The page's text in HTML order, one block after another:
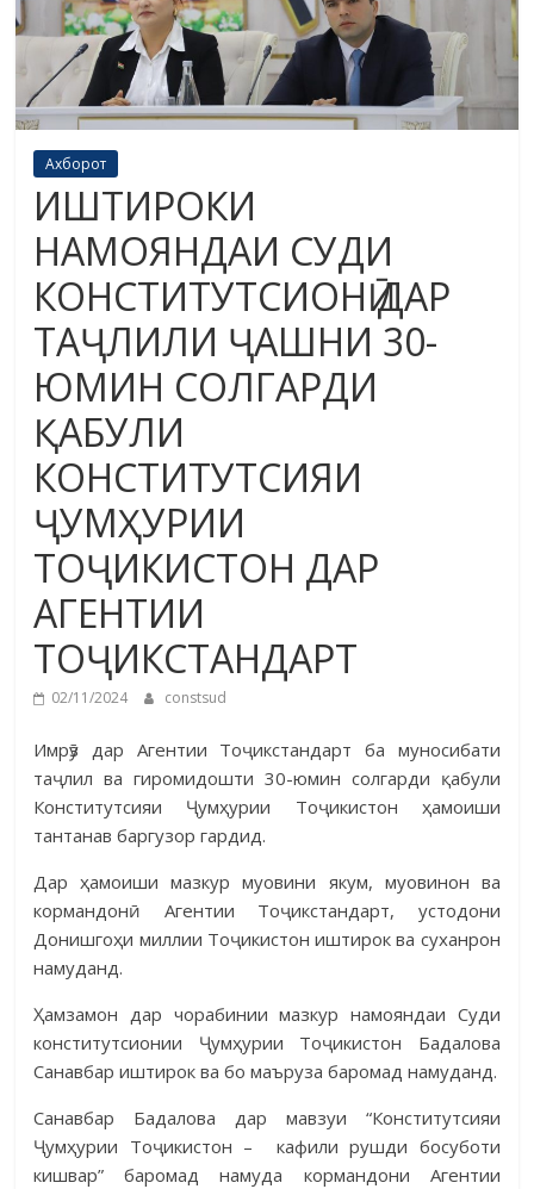
Ахборот
ИШТИРОКИ
НАМОЯНДАИ СУДИ
КОНСТИТУТСИОНӢ ДАР
ТАҶЛИЛИ ҶАШНИ 30-
ЮМИН СОЛГАРДИ
ҚАБУЛИ
КОНСТИТУТСИЯИ
ҶУМҲУРИИ
ТОҶИКИСТОН ДАР
АГЕНТИИ
ТОҶИКСТАНДАРТ
02/11/2024 constsud
Имрӯз дар Агентии Тоҷикстандарт ба муносибати
таҷлил ва гиромидошти 30-юмин солгарди қабули
Конститутсияи Ҷумҳурии Тоҷикистон ҳамоиши
тантанав баргузор гардид.
Дар ҳамоиши мазкур муовини якум, муовинон ва
кормандонӣ Агентии Тоҷикстандарт, устодони
Донишгоҳи миллии Тоҷикистон иштирок ва суханрон
намуданд.
Ҳамзамон дар чорабинии мазкур намояндаи Суди
конститутсионии Ҷумҳурии Тоҷикистон Бадалова
Санавбар иштирок ва бо маъруза баромад намуданд.
Санавбар Бадалова дар мавзуи “Конститутсияи
Ҷумҳурии Тоҷикистон – кафили рушди босуботи
кишвар” баромад намуда кормандони Агентии